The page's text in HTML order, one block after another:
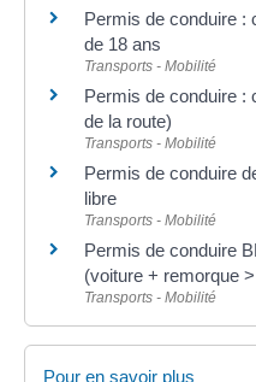
Permis de conduire :
de 18 ans
Transports - Mobilité
Permis de conduire :
de la route)
Transports - Mobilité
Permis de conduire
libre
Transports - Mobilité
Permis de conduire
(voiture + remorque
Transports - Mobilité
Pour en savoir plus